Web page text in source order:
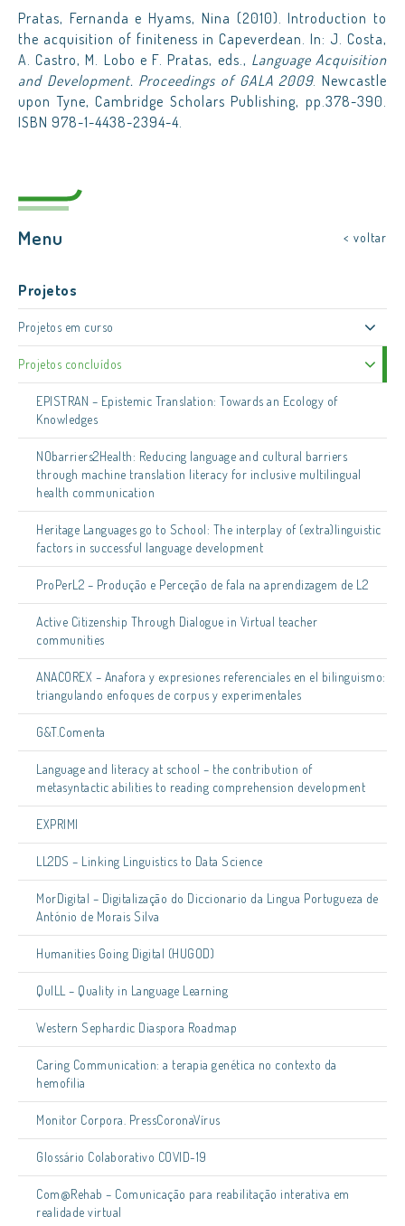
Pratas, Fernanda e Hyams, Nina (2010). Introduction to
the acquisition of finiteness in Capeverdean. In: J. Costa,
A. Castro, M. Lobo e F. Pratas, eds., Language Acquisition
and Development. Proceedings of GALA 2009. Newcastle
upon Tyne, Cambridge Scholars Publishing, pp.378-390.
ISBN 978-1-4438-2394-4.
Menu < voltar
Projetos
Projetos em curso
Projetos concluídos
EPISTRAN – Epistemic Translation: Towards an Ecology of
Knowledges
NObarriers2Health: Reducing language and cultural barriers
through machine translation literacy for inclusive multilingual
health communication
Heritage Languages go to School: The interplay of (extra)linguistic
factors in successful language development
ProPerL2 – Produção e Perceção de fala na aprendizagem de L2
Active Citizenship Through Dialogue in Virtual teacher
communities
ANACOREX – Anafora y expresiones referenciales en el bilinguismo:
triangulando enfoques de corpus y experimentales
G&T.Comenta
Language and literacy at school – the contribution of
metasyntactic abilities to reading comprehension development
EXPRIMI
LL2DS – Linking Linguistics to Data Science
MorDigital – Digitalização do Diccionario da Lingua Portugueza de
António de Morais Silva
Humanities Going Digital (HUGOD)
QuILL – Quality in Language Learning
Western Sephardic Diaspora Roadmap
Caring Communication: a terapia genética no contexto da
hemofilia
Monitor Corpora. PressCoronaVírus
Glossário Colaborativo COVID-19
Com@Rehab – Comunicação para reabilitação interativa em
realidade virtual